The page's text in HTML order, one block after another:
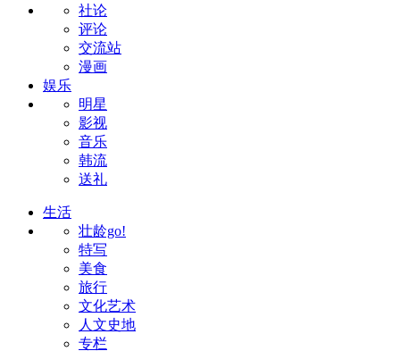
社论
评论
交流站
漫画
娱乐
明星
影视
音乐
韩流
送礼
生活
壮龄go!
特写
美食
旅行
文化艺术
人文史地
专栏